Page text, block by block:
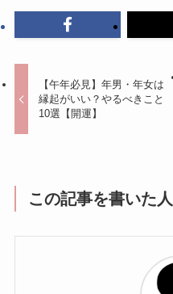
【午年必見】年男・年女は
縁起がいい？やるべきこと
10選【開運】
この記事を書いた人